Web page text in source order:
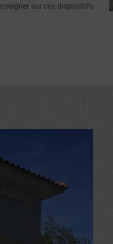
sur ces dispositifs